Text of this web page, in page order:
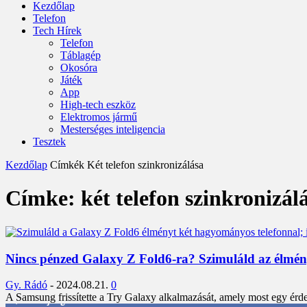
Kezdőlap
Telefon
Tech Hírek
Telefon
Táblagép
Okosóra
Játék
App
High-tech eszköz
Elektromos jármű
Mesterséges inteligencia
Tesztek
Kezdőlap Címkék Két telefon szinkronizálása
Címke: két telefon
Nincs pénzed Galaxy Z Fold6-ra? Szimuláld az
Gy. Rádó - 2024.08.21. 0
A Samsung frissítette a Try Galaxy alkalmazását, amely most egy
3,452 Rajongók